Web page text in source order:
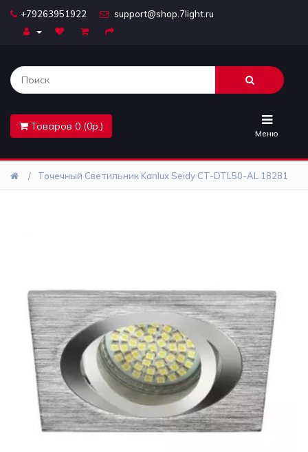
+79263951922 support@shop.7light.ru
Товаров 0 (0р.)
Меню
Комплектующие
Лайтбоксы
Предметы
интерьера
Светильники
Светодиодная
подсветка
Споты
Точечный Светильник Kanlux Seidy CT-DTL50-AL 18281